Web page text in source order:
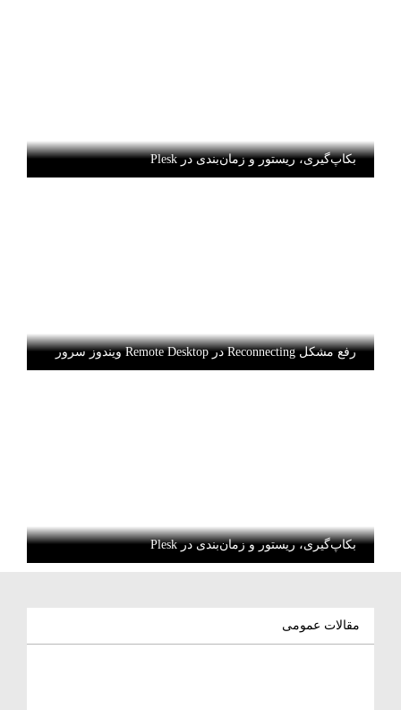
بکاپ‌گیری، ریستور و زمان‌بندی در Plesk
رفع مشکل Reconnecting در Remote Desktop ویندوز سرور
بکاپ‌گیری، ریستور و زمان‌بندی در Plesk
مقالات عمومی